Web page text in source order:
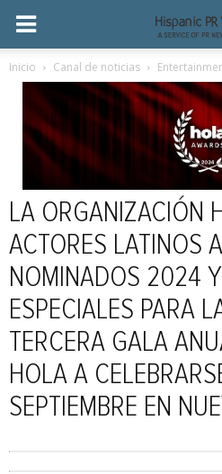
Inicio Canal de noticias
LA ORGANIZACIÓN
ACTORES LATINOS
NOMINADOS 2024
ESPECIALES PARA
TERCERA GALA
HOLA A
SEPTIEMBRE EN